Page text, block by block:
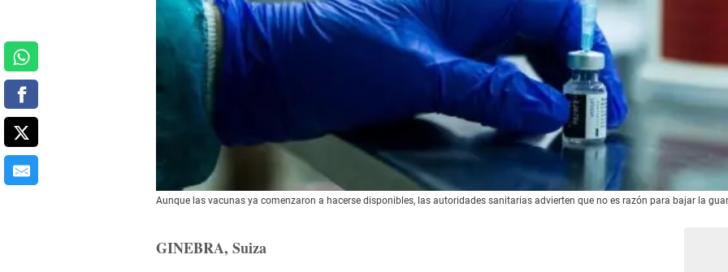
Aunque las vacunas ya comenzaron a hacerse disponibles, las autoridades sanitarias advierten que no es razón para bajar la
GINEBRA, Suiza